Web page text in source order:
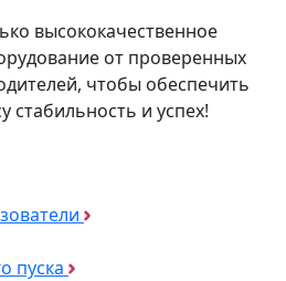
высококачественное
от проверенных
чтобы обеспечить
стабильность и успех!
пуска